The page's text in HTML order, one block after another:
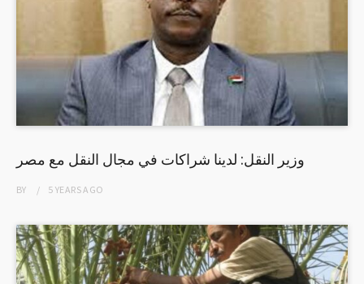
وزير النقل: لدينا شراكات في مجال النقل مع مصر
BY 5 YEARSAGO